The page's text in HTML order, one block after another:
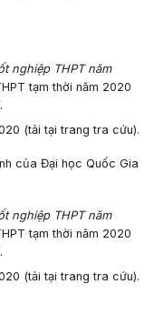
nghiệp THPT năm
tạm thời năm 2020
20 (tải tại trang tra cứu).
của Đại học Quốc Gia
nghiệp THPT năm
tạm thời năm 2020
20 (tải tại trang tra cứu).